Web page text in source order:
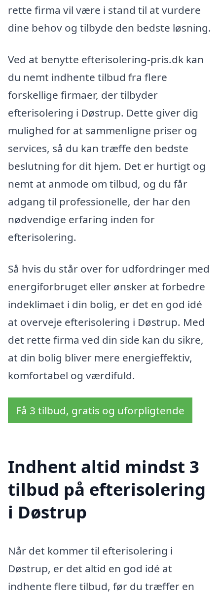
rette firma vil være i stand til at vurdere
dine behov og tilbyde den bedste løsning.
Ved at benytte efterisolering-pris.dk kan
du nemt indhente tilbud fra flere
forskellige firmaer, der tilbyder
efterisolering i Døstrup. Dette giver dig
mulighed for at sammenligne priser og
services, så du kan træffe den bedste
beslutning for dit hjem. Det er hurtigt og
nemt at anmode om tilbud, og du får
adgang til professionelle, der har den
nødvendige erfaring inden for
efterisolering.
Så hvis du står over for udfordringer med
energiforbruget eller ønsker at forbedre
indeklimaet i din bolig, er det en god idé
at overveje efterisolering i Døstrup. Med
det rette firma ved din side kan du sikre,
at din bolig bliver mere energieffektiv,
komfortabel og værdifuld.
Få 3 tilbud, gratis og uforpligtende
Indhent altid mindst 3
tilbud på efterisolering
i Døstrup
Når det kommer til efterisolering i
Døstrup, er det altid en god idé at
indhente flere tilbud, før du træffer en